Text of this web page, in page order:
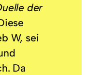
der
W, sei
Da